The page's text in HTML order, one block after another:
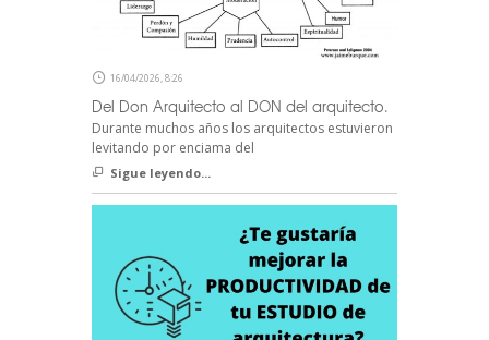
16/04/2026, 8:26
Del Don Arquitecto al DON del arquitecto.
Durante muchos años los arquitectos estuvieron
levitando por enciama del
Sigue leyendo...